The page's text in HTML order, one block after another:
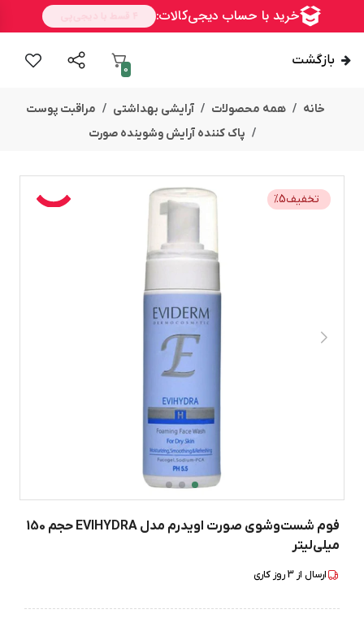
بازگشت
0
خانه همه محصولات آرایشی بهداشتی
مراقبت پوست
پاک کننده آرایش وشوینده صورت
تخفیف %5
فوم شست‌وشوی صورت اویدرم مدل EVIHYDRA حجم 150
میلی‌لیتر
ارسال از 3روز کاری